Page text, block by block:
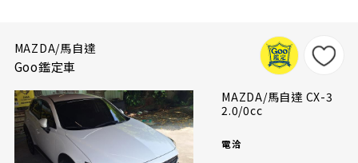
MAZDA/馬自達
Goo鑑定車
MAZDA/馬自達 CX-3
2.0/0cc
電洽